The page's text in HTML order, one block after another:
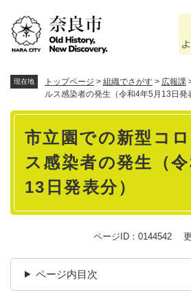
あ
問
現在地 トップページ > 組織でさがす > 広報課
ルス感染者の発生（令和4年5月13日発
本
市立園での新型コ
ス感染者の発生（令
13日発表分）
ページID：0144542
ページ内目次